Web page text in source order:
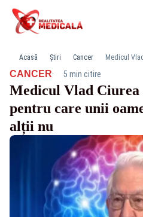
Acasă Știri Cancer
CANCER· 5 min citire
Medicul Vlad Ciurea
pentru care unii
alții nu